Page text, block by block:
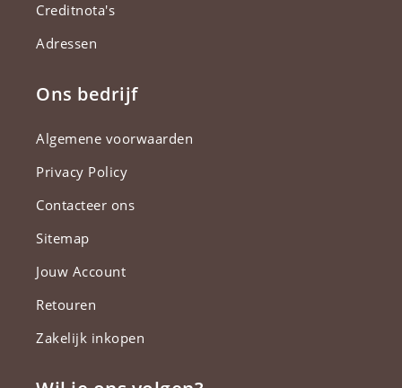
Creditnota's
Adressen
Ons bedrijf
Algemene voorwaarden
Privacy Policy
Contacteer ons
Sitemap
Jouw Account
Retouren
Zakelijk inkopen